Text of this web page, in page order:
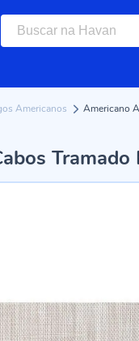
Americanos Americano
Tramado